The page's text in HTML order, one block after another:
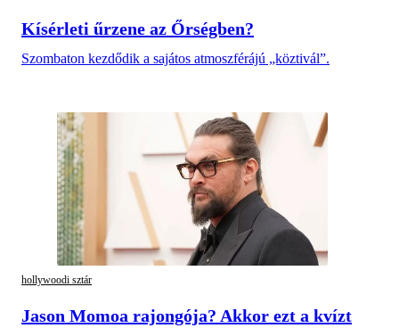
Kísérleti űrzene az Őrségben?
Szombaton kezdődik a sajátos atmoszférájú „köztivál”.
hollywoodi sztár
Jason Momoa rajongója? Akkor ezt a kvízt